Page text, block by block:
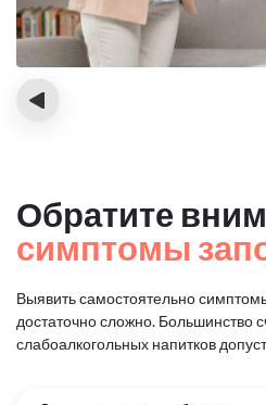
‹
Обратите
симптомы
Выявить самостоятельно
достаточно сложно. Большинство
слабоалкогольных напитков